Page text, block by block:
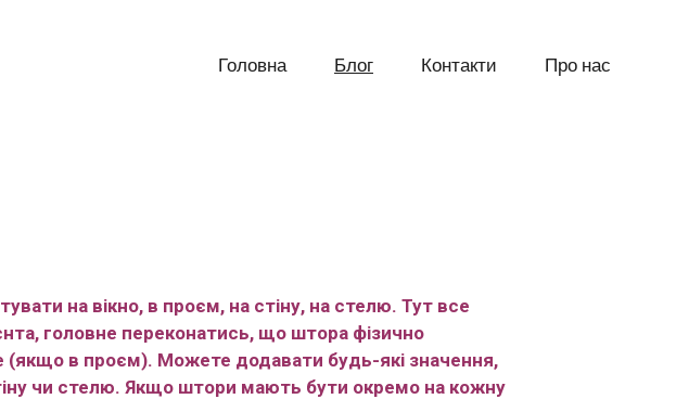
Головна Блог Контакти Про нас
на вікно, в проєм, на стіну, на стелю. Тут все
головне переконатись, що штора фізично
(якщо в проєм). Можете додавати будь-які значення,
чи стелю. Якщо штори мають бути окремо на кожну